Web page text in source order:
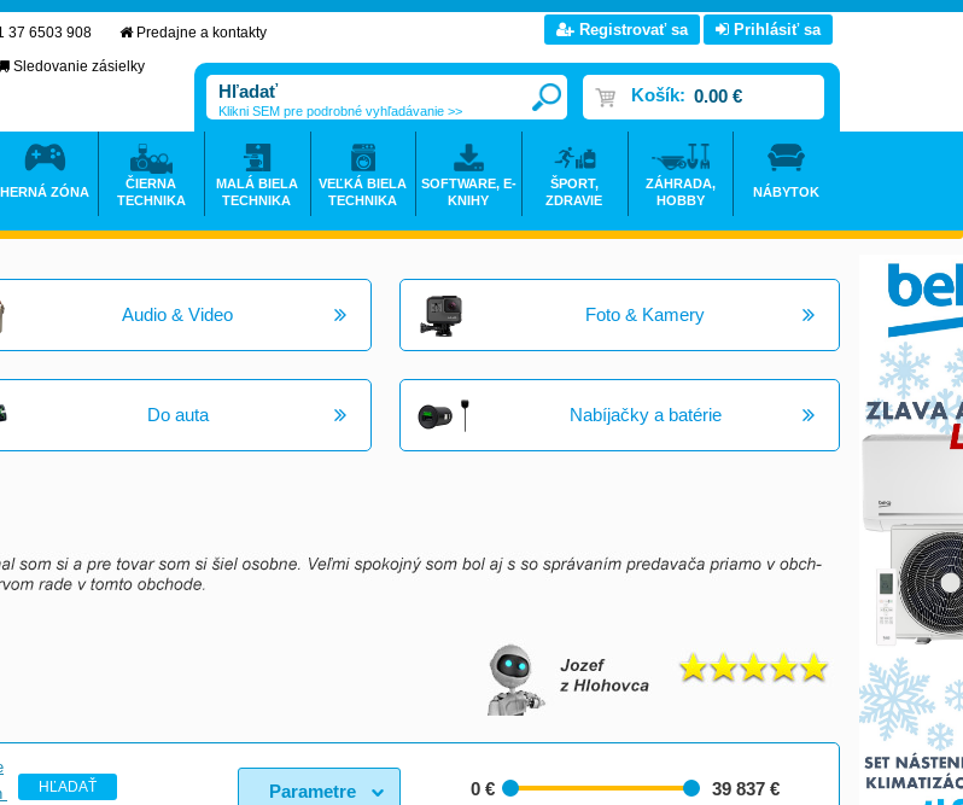
Audio & Video Foto & Kamery
Do auta Nabíjačky a batérie
0 € 39 837 €
Parametre
HĽADAŤ
37 6503 908
Predajne a kontakty
Sledovanie zásielky
Registrovať sa Prihlásiť sa
Košík: 0.00 €
Klikni SEM pre podrobné vyhľadávanie >>
HERNÁ ZÓNA
ČIERNA
TECHNIKA
MALÁ BIELA
TECHNIKA
VEĽKÁ BIELA
TECHNIKA
SOFTWARE, E-
KNIHY
ŠPORT,
ZDRAVIE
ZÁHRADA,
HOBBY
NÁBYTOK